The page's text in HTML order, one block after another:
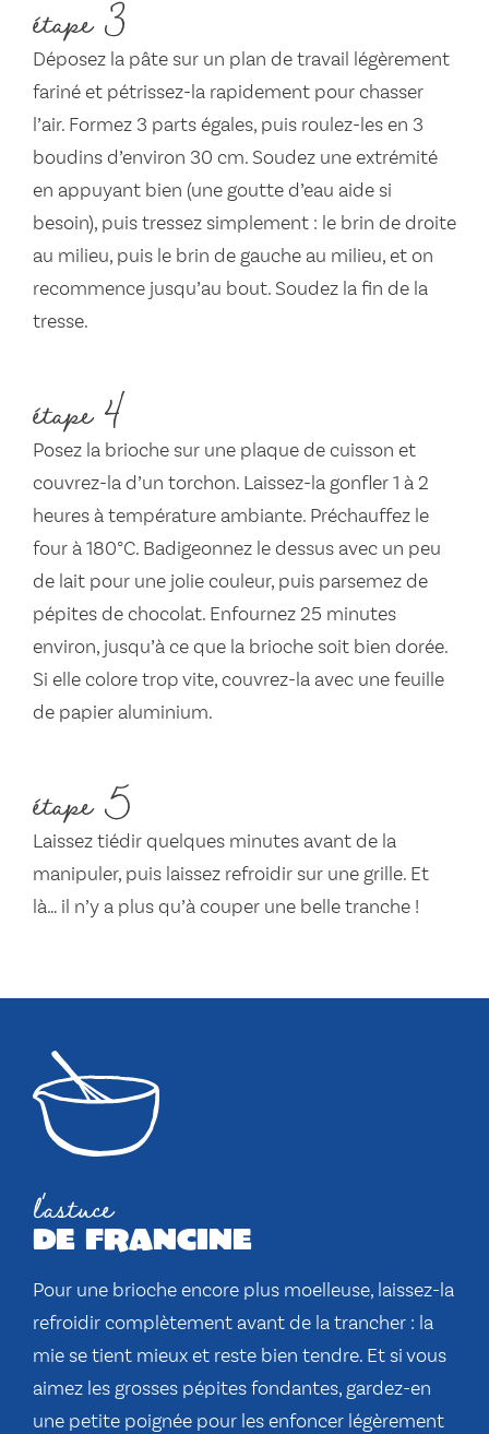
étape 3
Déposez la pâte sur un plan de travail légèrement
fariné et pétrissez-la rapidement pour chasser
l’air. Formez 3 parts égales, puis roulez-les en 3
boudins d’environ 30 cm. Soudez une extrémité
en appuyant bien (une goutte d’eau aide si
besoin), puis tressez simplement : le brin de droite
au milieu, puis le brin de gauche au milieu, et on
recommence jusqu’au bout. Soudez la fin de la
tresse.
étape 4
Posez la brioche sur une plaque de cuisson et
couvrez-la d’un torchon. Laissez-la gonfler 1 à 2
heures à température ambiante. Préchauffez le
four à 180°C. Badigeonnez le dessus avec un peu
de lait pour une jolie couleur, puis parsemez de
pépites de chocolat. Enfournez 25 minutes
environ, jusqu’à ce que la brioche soit bien dorée.
Si elle colore trop vite, couvrez-la avec une feuille
de papier aluminium.
étape 5
Laissez tiédir quelques minutes avant de la
manipuler, puis laissez refroidir sur une grille. Et
là… il n’y a plus qu’à couper une belle tranche !
l'astuce
de francine
Pour une brioche encore plus moelleuse, laissez-la
refroidir complètement avant de la trancher : la
mie se tient mieux et reste bien tendre. Et si vous
aimez les grosses pépites fondantes, gardez-en
une petite poignée pour les enfoncer légèrement